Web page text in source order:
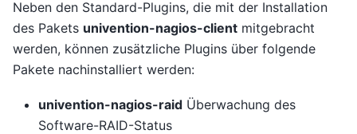
Neben den Standard-Plugins, die mit der Installation
des Pakets univention-nagios-client mitgebracht
werden, können zusätzliche Plugins über folgende
Pakete nachinstalliert werden:
univention-nagios-raid Überwachung des
Software-RAID-Status